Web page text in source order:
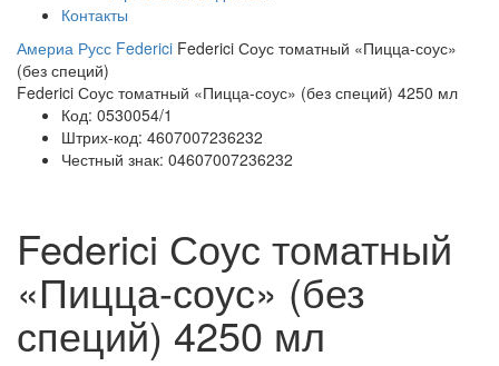
Контакты
Америа Русс Federici Federici Соус томатный «Пицца-соус»
(без специй)
Federici Соус томатный «Пицца-соус» (без специй) 4250 мл
Код: 0530054/1
Штрих-код: 4607007236232
Честный знак: 04607007236232
Federici Соус томатный
«Пицца-соус» (без
специй) 4250 мл